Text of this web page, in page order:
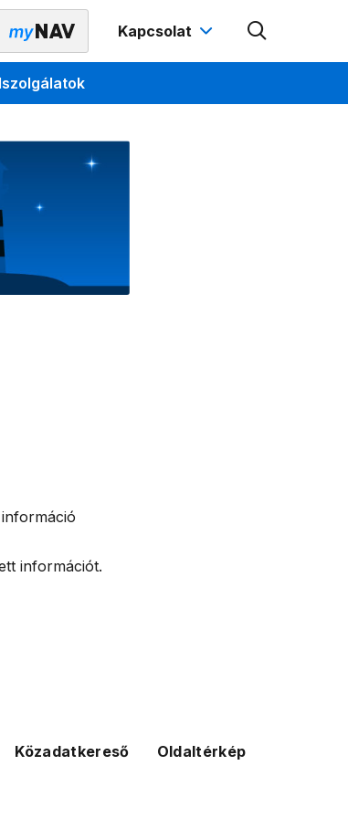
Kapcsolat
információt.
Közadatkereső
Oldaltérkép